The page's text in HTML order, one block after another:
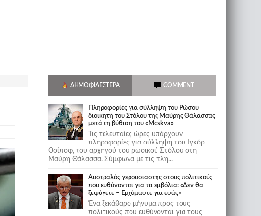
ΔΗΜΟΦΙΛΈΣΤΕΡΑ COMMENT
Πληροφορίες για σύλληψη του Ρώσου
διοικητή του Στόλου της Mαύρης Θάλασσας
μετά τη βύθιση του «Moskva»
Τις τελευταίες ώρες υπάρχουν
πληροφορίες για σύλληψη του Ιγκόρ
Οσίποφ, του αρχηγού του ρωσικού Στόλου στη
Μαύρη Θάλασσα. Σύμφωνα με τις πλη...
Αυστραλός γερουσιαστής στους πολιτικούς
που ευθύνονται για τα εμβόλια: «Δεν θα
ξεφύγετε – Ερχόμαστε για εσάς»
Ένα ξεκάθαρο μήνυμα προς τους
πολιτικούς που ευθύνονται για τους